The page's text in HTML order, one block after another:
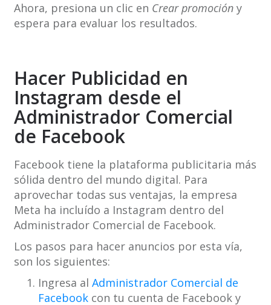
Ahora, presiona un clic en Crear promocióny
espera para evaluar los resultados.
Hacer Publicidad en
Instagram desde el
Administrador Comercial
de Facebook
Facebook tiene la plataforma publicitaria más
sólida dentro del mundo digital. Para
aprovechar todas sus ventajas, la empresa
Meta ha incluído a Instagram dentro del
Administrador Comercial de Facebook.
Los pasos para hacer anuncios por esta vía,
son los siguientes:
Ingresa al Administrador Comercial de
Facebookcon tu cuenta de Facebook y